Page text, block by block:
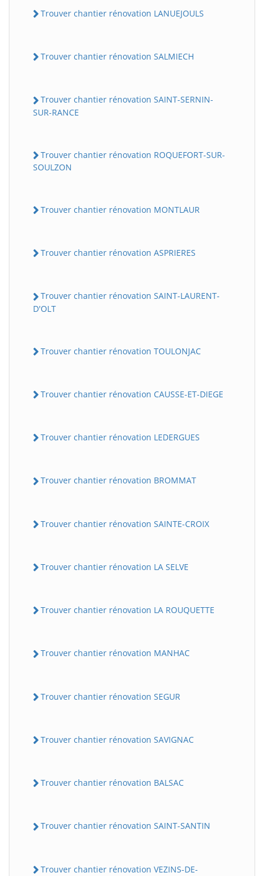
Trouver chantier rénovation LANUEJOULS
Trouver chantier rénovation SALMIECH
Trouver chantier rénovation SAINT-SERNIN-
SUR-RANCE
Trouver chantier rénovation ROQUEFORT-SUR-
SOULZON
Trouver chantier rénovation MONTLAUR
Trouver chantier rénovation ASPRIERES
Trouver chantier rénovation SAINT-LAURENT-
D'OLT
Trouver chantier rénovation TOULONJAC
Trouver chantier rénovation CAUSSE-ET-DIEGE
Trouver chantier rénovation LEDERGUES
Trouver chantier rénovation BROMMAT
Trouver chantier rénovation SAINTE-CROIX
Trouver chantier rénovation LA SELVE
Trouver chantier rénovation LA ROUQUETTE
Trouver chantier rénovation MANHAC
Trouver chantier rénovation SEGUR
Trouver chantier rénovation SAVIGNAC
Trouver chantier rénovation BALSAC
Trouver chantier rénovation SAINT-SANTIN
Trouver chantier rénovation VEZINS-DE-